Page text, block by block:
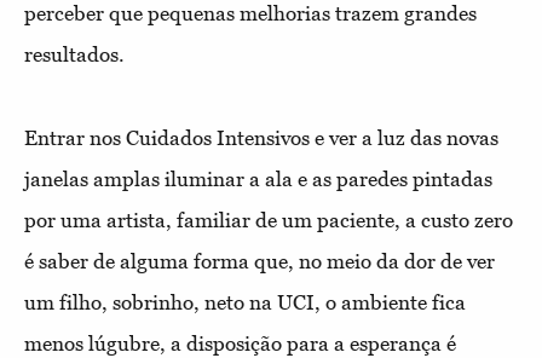
perceber que pequenas melhorias trazem grandes
resultados.
Entrar nos Cuidados Intensivos e ver a luz das novas
janelas amplas iluminar a ala e as paredes pintadas
por uma artista, familiar de um paciente, a custo zero
é saber de alguma forma que, no meio da dor de ver
um filho, sobrinho, neto na UCI, o ambiente fica
menos lúgubre, a disposição para a esperança é